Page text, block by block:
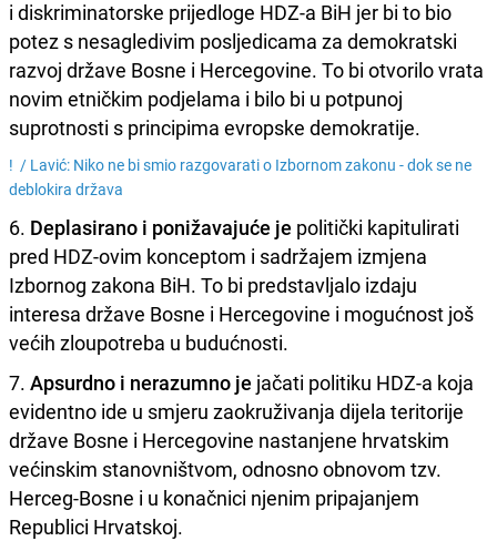
i diskriminatorske prijedloge HDZ-a BiH jer bi to bio
potez s nesagledivim posljedicama za demokratski
razvoj države Bosne i Hercegovine. To bi otvorilo vrata
novim etničkim podjelama i bilo bi u potpunoj
suprotnosti s principima evropske demokratije.
! / Lavić: Niko ne bi smio razgovarati o Izbornom zakonu - dok se ne
deblokira država
6. Deplasirano i ponižavajuće je politički kapitulirati
pred HDZ-ovim konceptom i sadržajem izmjena
Izbornog zakona BiH. To bi predstavljalo izdaju
interesa države Bosne i Hercegovine i mogućnost još
većih zloupotreba u budućnosti.
7. Apsurdno i nerazumno je jačati politiku HDZ-a koja
evidentno ide u smjeru zaokruživanja dijela teritorije
države Bosne i Hercegovine nastanjene hrvatskim
većinskim stanovništvom, odnosno obnovom tzv.
Herceg-Bosne i u konačnici njenim pripajanjem
Republici Hrvatskoj.